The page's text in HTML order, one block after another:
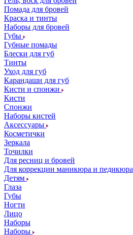
Помада для бровей
Краска и тинты
Наборы для бровей
Губы
Губные помады
Блески для губ
Тинты
Уход для губ
Карандаши для губ
Кисти и спонжи
Кисти
Спонжи
Наборы кистей
Аксессуары
Косметички
Зеркала
Точилки
Для ресниц и бровей
Для коррекции маникюра и педикюра
Детям
Глаза
Губы
Ногти
Лицо
Наборы
Наборы